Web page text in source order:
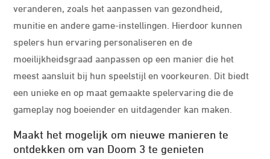
veranderen, zoals het aanpassen van gezondheid,
munitie en andere game-instellingen. Hierdoor kunnen
spelers hun ervaring personaliseren en de
moeilijkheidsgraad aanpassen op een manier die het
meest aansluit bij hun speelstijl en voorkeuren. Dit biedt
een unieke en op maat gemaakte spelervaring die de
gameplay nog boeiender en uitdagender kan maken.
Maakt het mogelijk om nieuwe manieren te
ontdekken om van Doom 3 te genieten